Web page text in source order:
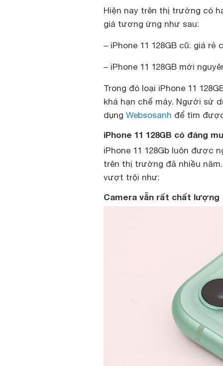
Hiện nay trên thị trường có
giá tương ứng như sau:
– iPhone 11 128GB cũ: giá
– iPhone 11 128GB mới
Trong đó loại iPhone 11
khá hạn chế máy. Người sử
dụng Websosanh để tìm
iPhone 11 128GB có đáng
iPhone 11 128Gb luôn được
trên thị trường đã nhiều
vượt trội như:
Camera vẫn rất chất lượng